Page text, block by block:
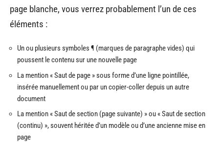
page blanche, vous verrez probablement l’un de ces
éléments :
Un ou plusieurs symboles ¶ (marques de paragraphe vides) qui
poussent le contenu sur une nouvelle page
La mention « Saut de page » sous forme d’une ligne pointillée,
insérée manuellement ou par un copier-coller depuis un autre
document
La mention « Saut de section (page suivante) » ou « Saut de section
(continu) », souvent héritée d’un modèle ou d’une ancienne mise en
page